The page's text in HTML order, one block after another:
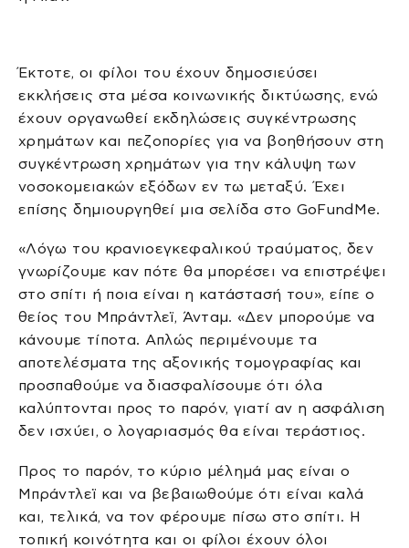
Έκτοτε, οι φίλοι του έχουν δημοσιεύσει
εκκλήσεις στα μέσα κοινωνικής δικτύωσης, ενώ
έχουν οργανωθεί εκδηλώσεις συγκέντρωσης
χρημάτων και πεζοπορίες για να βοηθήσουν στη
συγκέντρωση χρημάτων για την κάλυψη των
νοσοκομειακών εξόδων εν τω μεταξύ. Έχει
επίσης δημιουργηθεί μια σελίδα στο GoFundMe.
«Λόγω του κρανιοεγκεφαλικού τραύματος, δεν
γνωρίζουμε καν πότε θα μπορέσει να επιστρέψει
στο σπίτι ή ποια είναι η κατάστασή του», είπε ο
θείος του Μπράντλεϊ, Άνταμ. «Δεν μπορούμε να
κάνουμε τίποτα. Απλώς περιμένουμε τα
αποτελέσματα της αξονικής τομογραφίας και
προσπαθούμε να διασφαλίσουμε ότι όλα
καλύπτονται προς το παρόν, γιατί αν η ασφάλιση
δεν ισχύει, ο λογαριασμός θα είναι τεράστιος.
Προς το παρόν, το κύριο μέλημά μας είναι ο
Μπράντλεϊ και να βεβαιωθούμε ότι είναι καλά
και, τελικά, να τον φέρουμε πίσω στο σπίτι. Η
τοπική κοινότητα και οι φίλοι έχουν όλοι